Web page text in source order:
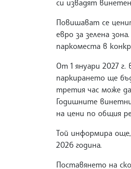
си извадят
Повишават се
евро за зелена
паркоместа в
От 1 януари 2027
паркирането ще
третия час може
Годишните
на цени по общия
Той информира
2026 година.
Поставянето на